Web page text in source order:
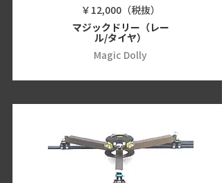
￥12,000（税抜）
マジックドリー（レー
ル/タイヤ）
Magic Dolly